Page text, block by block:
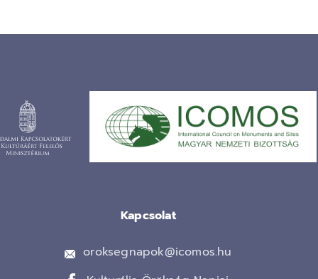
Kapcsolat
oroksegnapok@icomos.hu